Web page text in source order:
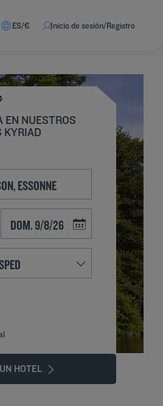
ES/€ Inicio de sesión/Registro
EN NUESTROS
KYRIAD
with the calendar and select a date.
Navigate backward to interact with the
HOTEL